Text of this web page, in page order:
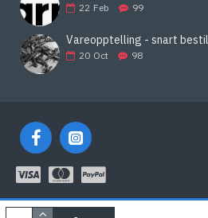
22 Feb 99
Vareopptelling - snart
20 Oct 98
KLARNA